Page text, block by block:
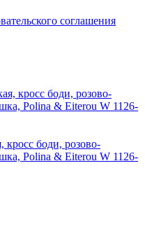
соглашения
кросс боди, розово-
Polina & Eiterou W 1126-